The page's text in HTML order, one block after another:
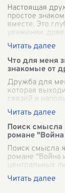
Настоящая
простое
вместе. Это
уважении,
Что для меня
знакомые от
Дружба для
которая
связей и
теплотой. Это
Поиск смысла
романе
Поиск смысла
романе "Война
центральных
глубину и